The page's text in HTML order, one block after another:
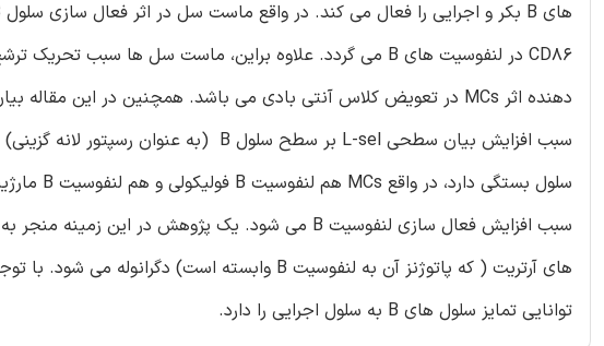
توانایی تمایز سلول های B به سلول اجرایی را دارد.